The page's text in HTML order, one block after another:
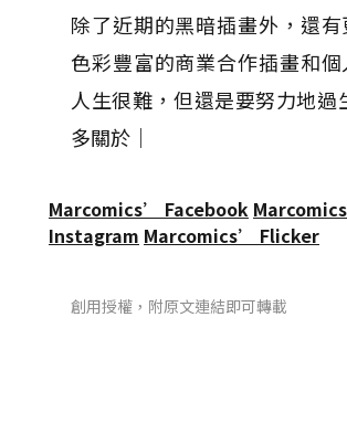
除了近期的黑暗插畫外，還
色彩豐富的商業合作插畫和個
人生很難，但還是要努力地過
多關於｜
Marcomics’ Facebook
Instagram Marcomics’ Flicker
創用授權，附原文連結即可轉載